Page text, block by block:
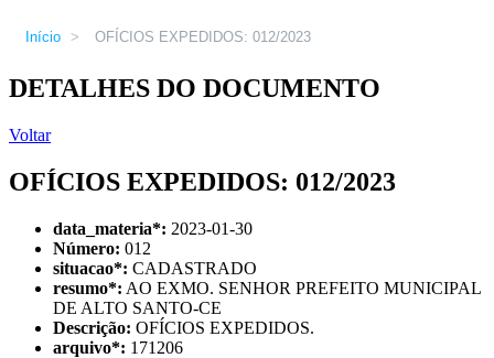
Início > OFÍCIOS EXPEDIDOS: 012/2023
DETALHES DO DOCUMENTO
Voltar
OFÍCIOS EXPEDIDOS: 012/2023
data_materia*: 2023-01-30
Número: 012
situacao*: CADASTRADO
resumo*: AO EXMO. SENHOR PREFEITO MUNICIPAL
DE ALTO SANTO-CE
Descrição: OFÍCIOS EXPEDIDOS.
arquivo*: 171206